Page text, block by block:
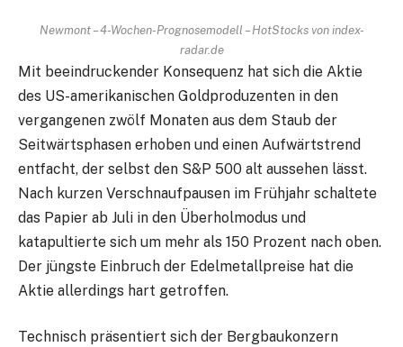
Newmont – 4-Wochen-Prognosemodell – HotStocks von index-
radar.de
Mit beeindruckender Konsequenz hat sich die Aktie
des US-amerikanischen Goldproduzenten in den
vergangenen zwölf Monaten aus dem Staub der
Seitwärtsphasen erhoben und einen Aufwärtstrend
entfacht, der selbst den S&P 500 alt aussehen lässt.
Nach kurzen Verschnaufpausen im Frühjahr schaltete
das Papier ab Juli in den Überholmodus und
katapultierte sich um mehr als 150 Prozent nach oben.
Der jüngste Einbruch der Edelmetallpreise hat die
Aktie allerdings hart getroffen.
Technisch präsentiert sich der Bergbaukonzern